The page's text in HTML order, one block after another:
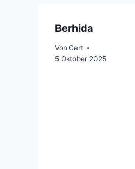
Berhida
Von Gert
5 Oktober 2025